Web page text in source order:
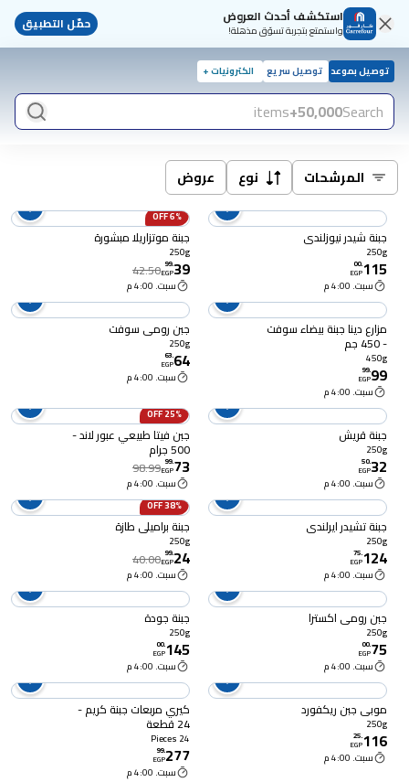
استكشف أحدث العروض
واستمتع بتجربة تسوّق مذهلة! حمّل التطبيق
توصيل بموعد توصيل سريع الكترونيات +
Search
50,000+
items
المرشحات نوع عروض
جبنة شيدر نيوزلندي
250g
115
.
00
EGP
سبت. 4:00 م
6% OFF
جبنة موتزاريلا مبشورة
250g
39
.
99
EGP
42.50
سبت. 4:00 م
مزارع دينا جبنة بيضاء سوفت
- 450 جم
450g
99
.
99
EGP
سبت. 4:00 م
جبن رومي سوفت
250g
64
.
63
EGP
سبت. 4:00 م
جبنة قريش
250g
32
.
50
EGP
سبت. 4:00 م
25% OFF
جبن فيتا طبيعي عبور لاند -
500 جرام
73
.
99
EGP
98.99
سبت. 4:00 م
جبنة تشيدر ايرلندي
250g
124
.
75
EGP
سبت. 4:00 م
38% OFF
جبنة براميلي طازة
250g
24
.
99
EGP
40.00
سبت. 4:00 م
جبن رومي اكسترا
250g
75
.
00
EGP
سبت. 4:00 م
جبنة جودة
250g
145
.
00
EGP
سبت. 4:00 م
موبي جبن ريكفورد
250g
116
.
25
EGP
سبت. 4:00 م
كيري مربعات جبنة كريم -
24 قطعة
24 Pieces
277
.
99
EGP
سبت. 4:00 م